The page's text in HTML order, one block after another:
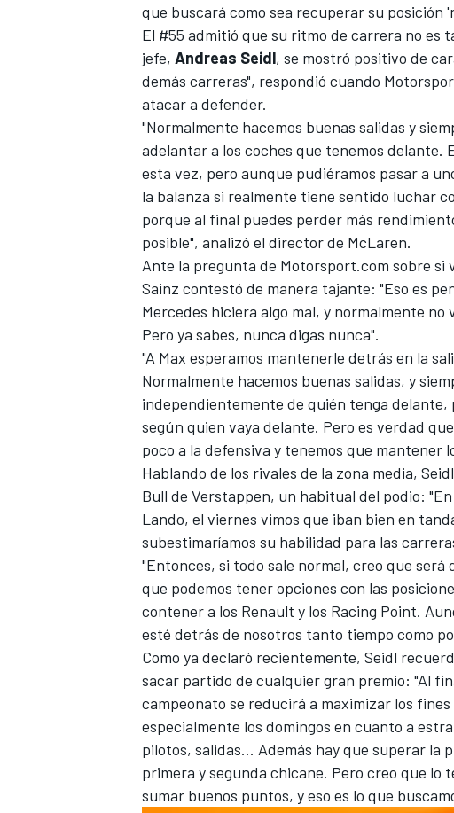
MÁS CATEGORÍAS
que buscará como sea recuperar su posición
El #55 admitió que su ritmo de carrera no es
jefe, Andreas Seidl, se mostró positivo de
demás carreras", respondió cuando
atacar a defender.
"Normalmente hacemos buenas salidas y
adelantar a los coches que tenemos delante.
esta vez, pero aunque pudiéramos pasar a
la balanza si realmente tiene sentido luchar
porque al final puedes perder más
posible", analizó el director de McLaren.
Ante la pregunta de Motorsport.com sobre si
Sainz contestó de manera tajante: "Eso es
Mercedes hiciera algo mal, y normalmente
Pero ya sabes, nunca digas nunca".
"A Max esperamos mantenerle detrás en la
Normalmente hacemos buenas salidas, y
independientemente de quién tenga delante,
según quien vaya delante. Pero es verdad
poco a la defensiva y tenemos que mantener
Hablando de los rivales de la zona media,
Bull de Verstappen, un habitual del podio:
Lando, el viernes vimos que iban bien en
subestimaríamos su habilidad para las
"Entonces, si todo sale normal, creo que
que podemos tener opciones con las
contener a los Renault y los Racing Point.
esté detrás de nosotros tanto tiempo como
Como ya declaró recientemente, Seidl
sacar partido de cualquier gran premio: "Al
campeonato se reducirá a maximizar los
especialmente los domingos en cuanto a
pilotos, salidas... Además hay que superar la
primera y segunda chicane. Pero creo que lo
sumar buenos puntos, y eso es lo que